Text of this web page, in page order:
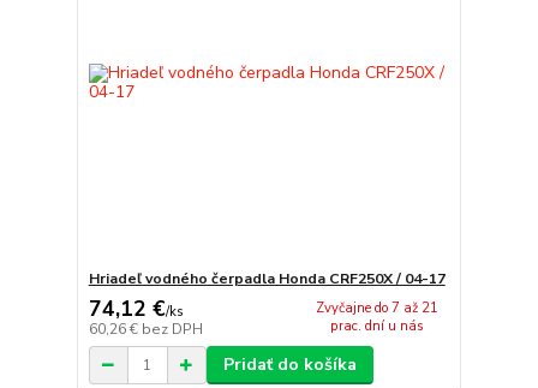
Hriadeľ vodného čerpadla Honda CRF250X / 04-17
74,12 €/ks
60,26 € bez DPH
Zvyčajne do 7 až 21
prac. dní u nás
Pridať do košíka